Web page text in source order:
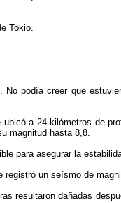
Tokio.
podía creer que
a 24 kilómetros de
magnitud hasta 8,8.
para asegurar la
registró un seísmo de
resultaron dañadas